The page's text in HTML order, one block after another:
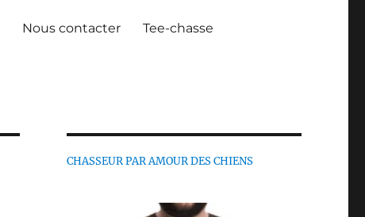
Nous contacter Tee-chasse
CHASSEUR PAR AMOUR DES CHIENS